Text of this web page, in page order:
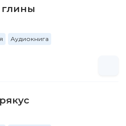
глины
Аудиокнига